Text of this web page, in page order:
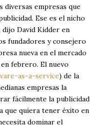
empresas que
Ese es el nicho
David Kidder en
fundadores y consejero
nueva en el mercado
febrero. El nuevo
as-a-service) de la
empresas la
fácilmente la publicidad
que quiera tener éxito en
dominar el